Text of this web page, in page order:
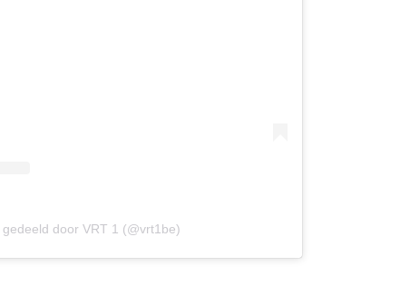
door VRT 1 (@vrt1be)